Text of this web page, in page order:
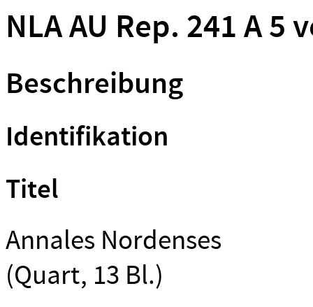
NLA AU Rep. 241 A 5
Beschreibung
Identifikation
Titel
Annales Nordenses
(Quart, 13 Bl.)